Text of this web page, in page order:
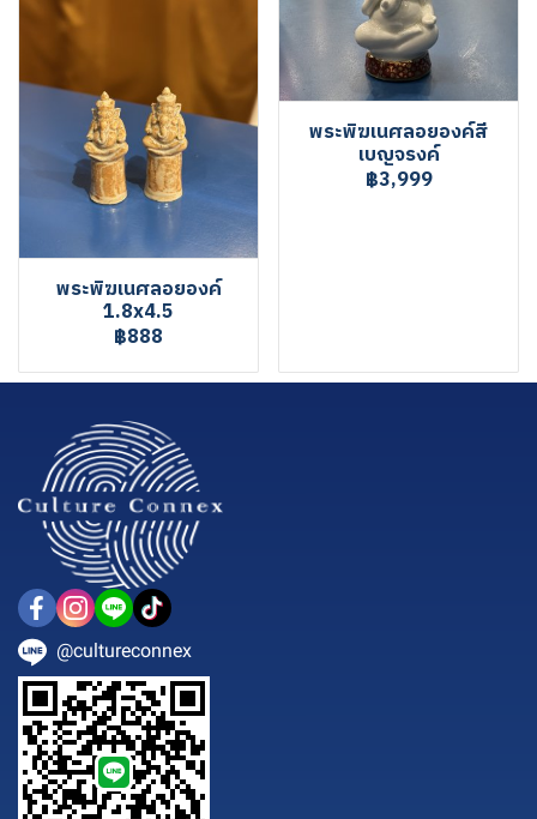
พระพิฆเนศลอยองค์
1.8x4.5
฿888
พระพิฆเนศลอยองค์สี
เบญจรงค์
฿3,999
@cultureconnex